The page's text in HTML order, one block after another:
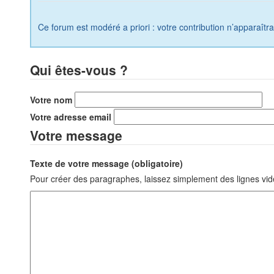
Ce forum est modéré a priori : votre contribution
Qui êtes-vous ?
Votre nom
Votre adresse email
Votre message
Texte de votre message (obligatoire)
Pour créer des paragraphes, laissez simplement des lignes